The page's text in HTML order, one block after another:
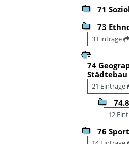
71
73
3 Einträge
74
Städtebau
21 Einträge
12
76